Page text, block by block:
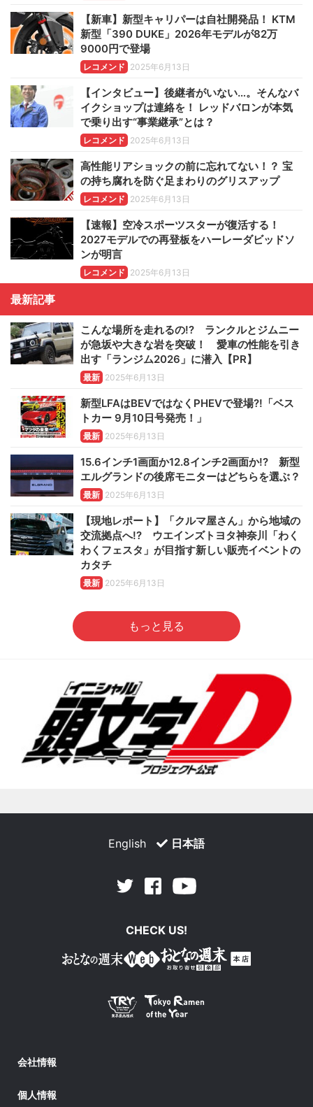
【新車】新型キャリパーは自社開発品！ KTM
新型「390 DUKE」2026年モデルが82万
9000円で登場
レコメンド 2025年6月13日
【インタビュー】後継者がいない…。そんなバ
イクショップは連絡を！ レッドバロンが本気
で乗り出す“事業継承”とは？
レコメンド 2025年6月13日
高性能リアショックの前に忘れてない！？ 宝
の持ち腐れを防ぐ足まわりのグリスアップ
レコメンド 2025年6月13日
【速報】空冷スポーツスターが復活する！
2027モデルでの再登板をハーレーダビッドソ
ンが明言
レコメンド 2025年6月13日
最新記事
こんな場所を走れるの!? ランクルとジムニー
が急坂や大きな岩を突破！ 愛車の性能を引き
出す「ランジム2026」に潜入【PR】
最新 2025年6月13日
新型LFAはBEVではなくPHEVで登場?!「ベス
トカー 9月10日号発売！」
最新 2025年6月13日
15.6インチ1画面か12.8インチ2画面か!? 新型
エルグランドの後席モニターはどちらを選ぶ？
最新 2025年6月13日
【現地レポート】「クルマ屋さん」から地域の
交流拠点へ!? ウエインズトヨタ神奈川「わく
わくフェスタ」が目指す新しい販売イベントの
カタチ
最新 2025年6月13日
もっと見る
English 日本語
Twitter Facebook
CHECK US!
会社情報
個人情報